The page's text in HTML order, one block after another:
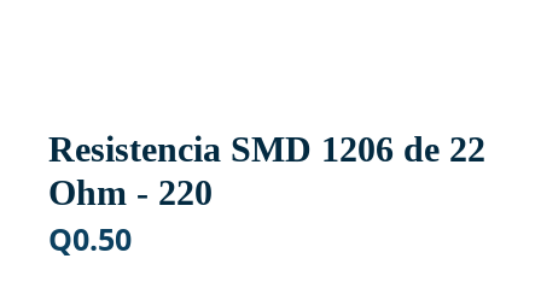
Resistencia SMD 1206 de 22
Ohm - 220
Q0.50